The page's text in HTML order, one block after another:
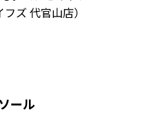
ズ 代官山店）
ール